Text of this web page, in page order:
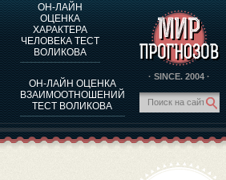
ОН-ЛАЙН
ОЦЕНКА
ХАРАКТЕРА
ЧЕЛОВЕКА ТЕСТ
ВОЛИКОВА
ОН-ЛАЙН ОЦЕНКА
ВЗАИМООТНОШЕНИЙ
ТЕСТ ВОЛИКОВА
· SINCE. 2004 ·
О ПРОГРАММЕ
ОЦЕНКА ХАРАКТЕРA
ОЦЕНКА ХАРАКТЕРА
О ПРОГРАММЕ
ТЕСТ НА СОВМЕСТИМОСТЬ
ПРОГНОЗЫ И